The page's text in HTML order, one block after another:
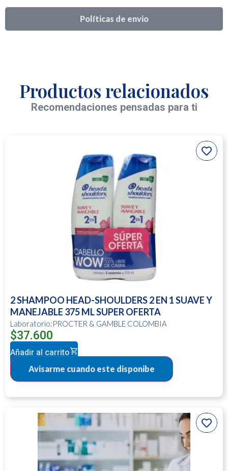
Políticas de envio
Productos relacionados
Recomendaciones pensadas para ti
2 SHAMPOO HEAD-SHOULDERS 2 EN 1 SUAVE Y
MANEJABLE 375 ML SUPER OFERTA
Laboratorio:PROCTER & GAMBLE COLOMBIA
$37.600
Añadir al carrito